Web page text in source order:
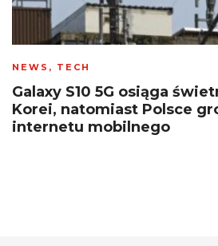
NEWS , TECH
Galaxy S10 5G osiąga
Korei, natomiast Polsce
internetu mobilnego